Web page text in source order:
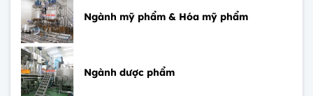
Ngành mỹ phẩm & Hóa mỹ phẩm
Ngành dược phẩm